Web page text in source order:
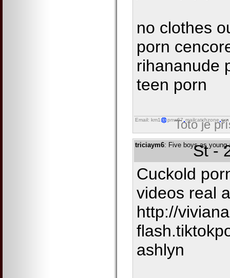
no clothes
porn
rihananude
teen porn
Email: km1 pnw67 mailcatchzone run
Toto je
triciaym6: Five boys as young
St -
Cuckold
videos real
http://
ashlyn